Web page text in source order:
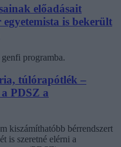
előadásait
is bekerült
programba.
túlórapótlék –
PDSZ a
kiszámíthatóbb bérrendszert
is szeretné elérni a